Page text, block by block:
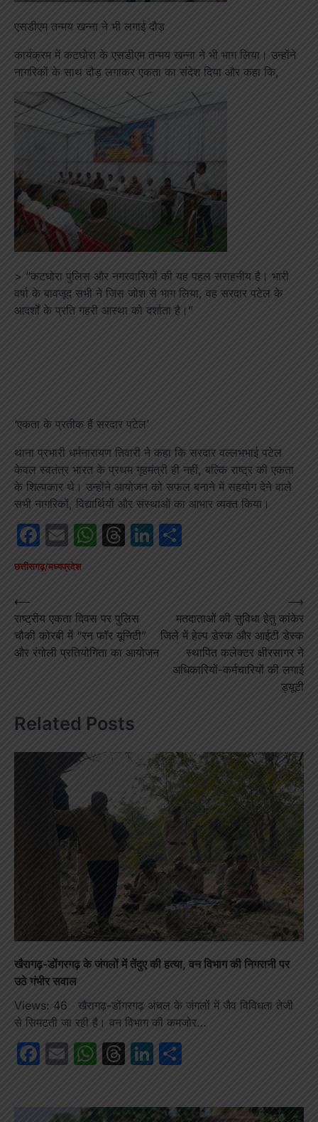
एसडीएम तन्मय खन्ना ने भी लगाई दौड़
कार्यक्रम में कटघोरा के एसडीएम तन्मय खन्ना ने भी भाग लिया। उन्होंने
नागरिकों के साथ दौड़ लगाकर एकता का संदेश दिया और कहा कि,
> “कटघोरा पुलिस और नगरवासियों की यह पहल सराहनीय है। भारी
वर्षा के बावजूद सभी ने जिस जोश से भाग लिया, वह सरदार पटेल के
आदर्शों के प्रति गहरी आस्था को दर्शाता है।”
‘एकता के प्रतीक हैं सरदार पटेल’
थाना प्रभारी धर्मनारायण तिवारी ने कहा कि सरदार वल्लभभाई पटेल
केवल स्वतंत्र भारत के प्रथम गृहमंत्री ही नहीं, बल्कि राष्ट्र की एकता
के शिल्पकार थे। उन्होंने आयोजन को सफल बनाने में सहयोग देने वाले
सभी नागरिकों, विद्यार्थियों और संस्थाओं का आभार व्यक्त किया।
Facebook
EmailWhatsApp
Threads
LinkedIn
छत्तीसगढ़/मध्यप्रदेश
Post
navigation
⟵
राष्ट्रीय एकता दिवस पर पुलिस
चौकी कोरबी में “रन फॉर यूनिटी”
और रंगोली प्रतियोगिता का आयोजन
मतदाताओं की सुविधा हेतु कांकेर
जिले में हेल्प डेस्क और आईटी डेस्क
स्थापित कलेक्टर क्षीरसागर ने
अधिकारियों-कर्मचारियों की लगाई
ड्यूटी
⟶
Related Posts
खैरागढ़-डोंगरगढ़ के जंगलों में तेंदुए की हत्या, वन विभाग की निगरानी पर
उठे गंभीर सवाल
Views: 46 खैरागढ़-डोंगरगढ़ अंचल के जंगलों में जैव विविधता तेजी
से सिमटती जा रही है। वन विभाग की कमजोर…
Facebook
EmailWhatsApp
Threads
LinkedIn